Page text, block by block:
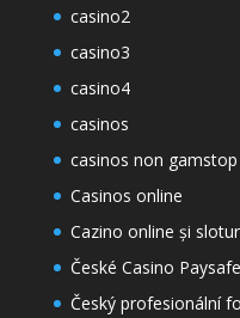
casino2
casino3
casino4
casinos
casinos non gamstop
Casinos online
Cazino online și
České Casino
Český profesionální